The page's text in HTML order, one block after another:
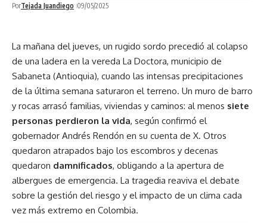
PorTejada Juandiego 09/05/2025
La mañana del jueves, un rugido sordo precedió al colapso
de una ladera en la vereda La Doctora, municipio de
Sabaneta (Antioquia), cuando las intensas precipitaciones
de la última semana saturaron el terreno. Un muro de barro
y rocas arrasó familias, viviendas y caminos: al menos siete
personas perdieron la vida, según confirmó el
gobernador Andrés Rendón en su cuenta de X. Otros
quedaron atrapados bajo los escombros y decenas
quedaron damnificados, obligando a la apertura de
albergues de emergencia. La tragedia reaviva el debate
sobre la gestión del riesgo y el impacto de un clima cada
vez más extremo en Colombia.